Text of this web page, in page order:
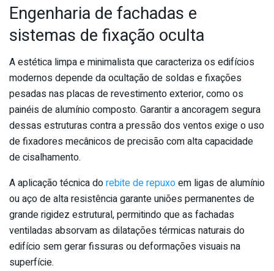
Engenharia de fachadas e
sistemas de fixação oculta
A estética limpa e minimalista que caracteriza os edifícios
modernos depende da ocultação de soldas e fixações
pesadas nas placas de revestimento exterior, como os
painéis de alumínio composto. Garantir a ancoragem segura
dessas estruturas contra a pressão dos ventos exige o uso
de fixadores mecânicos de precisão com alta capacidade
de cisalhamento.
A aplicação técnica dorebite de repuxoem ligas de alumínio
ou aço de alta resistência garante uniões permanentes de
grande rigidez estrutural, permitindo que as fachadas
ventiladas absorvam as dilatações térmicas naturais do
edifício sem gerar fissuras ou deformações visuais na
superfície.